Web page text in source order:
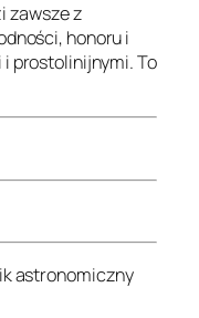
zawsze z
honoru i
i prostolinijnymi. To
astronomiczny